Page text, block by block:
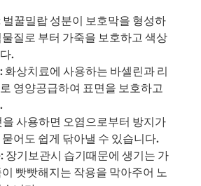
벌꿀밀랍 성분이 보호막을 형성하
질로 부터 가죽을 보호하고 색상
.
화상치료에 사용하는 바셀린과 리
영양공급하여 표면을 보호하고
사용하면 오염으로부터 방지가
어도 쉽게 닦아낼 수 있습니다.
장기보관시 습기때문에 생기는 가
빳빳해지는 작용을 막아주어 노